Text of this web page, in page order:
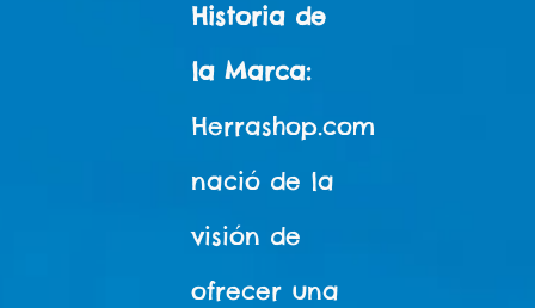
Historia de
la Marca:
Herrashop.com
nació de la
visión de
ofrecer una